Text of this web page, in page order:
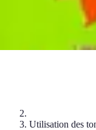
Utilisation des